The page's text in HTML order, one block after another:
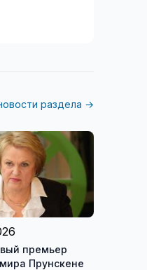
раздела →
премьер
Прунскене